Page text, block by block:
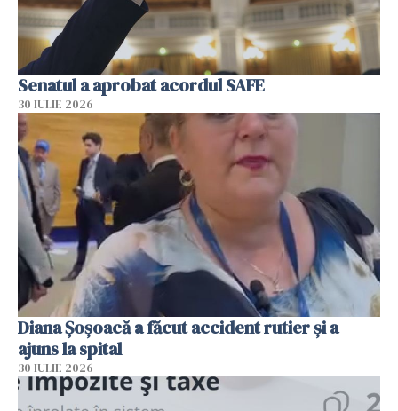
Senatul a aprobat acordul SAFE
30 IULIE 2026
Diana Șoșoacă a făcut accident rutier și a
ajuns la spital
30 IULIE 2026